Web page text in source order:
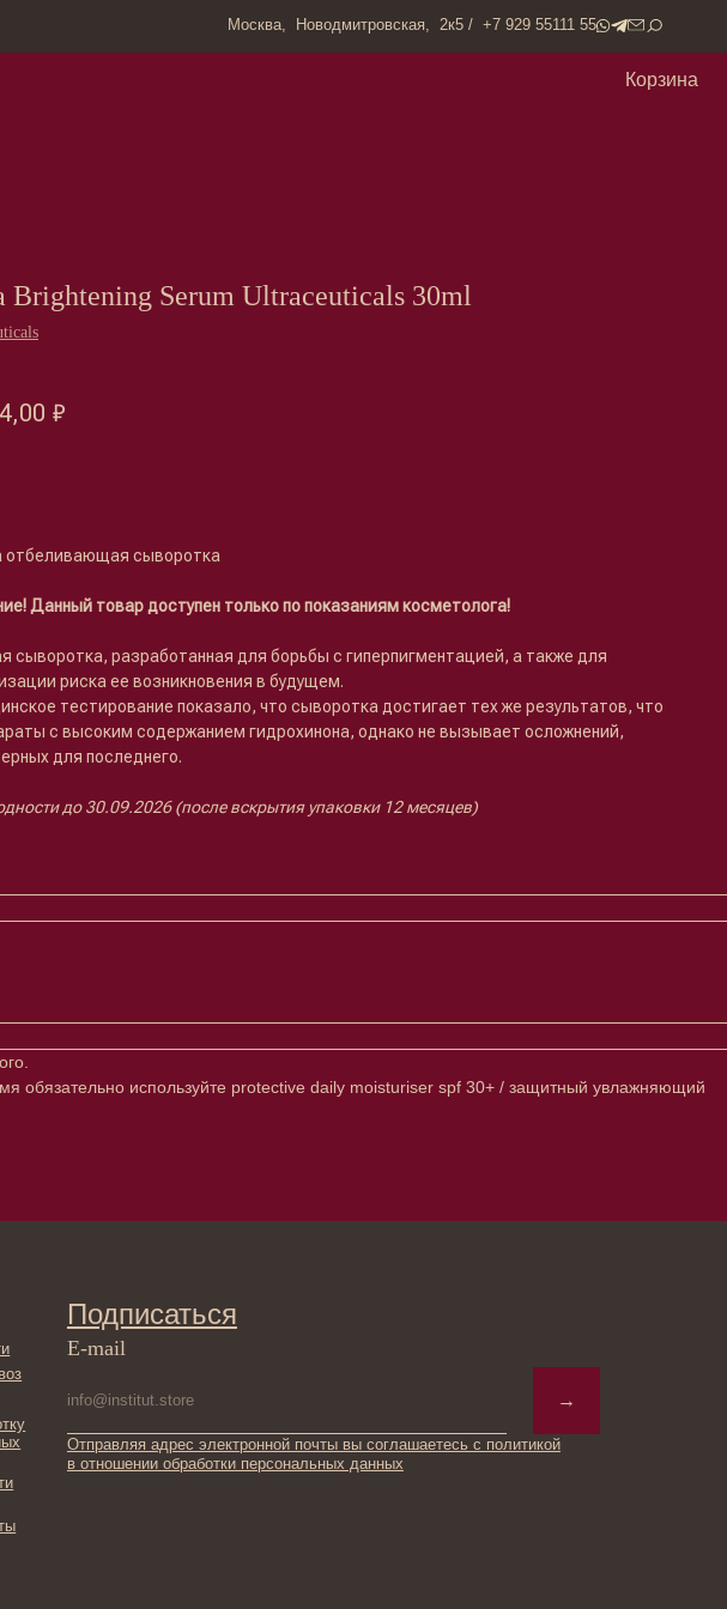
Москва, Новодмитровская, 2к5 / +7 929 55111 55
Brightening Serum Ultraceuticals 30ml
₽
отбеливающая сыворотка
Данный товар доступен только по показаниям косметолога!
сыворотка, разработанная для борьбы с гиперпигментацией, а также для
риска ее возникновения в будущем.
тестирование показало, что сыворотка достигает тех же результатов, что
с высоким содержанием гидрохинона, однако не вызывает осложнений,
для последнего.
до 30.09.2026 (после вскрытия упаковки 12 месяцев)
обязательно используйте protective daily moisturiser spf 30+ / защитный увлажняющий
обработки персональных данных